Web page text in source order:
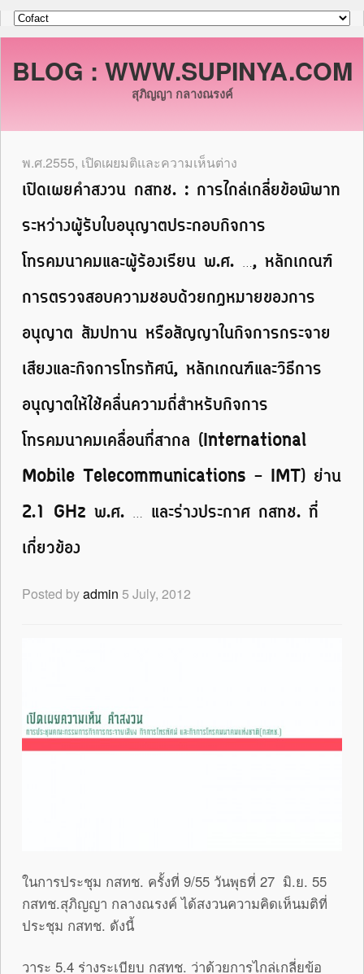
BLOG : WWW.SUPINYA.COM
สุภิญญา กลางณรงค์
พ.ศ.2555, เปิดเผยมติและความเห็นต่าง
เปิดเผยคำสงวน กสทช. : การไกล่เกลี่ยข้อพิพาท
ระหว่างผู้รับใบอนุญาตประกอบกิจการ
โทรคมนาคมและผู้ร้องเรียน พ.ศ. …, หลักเกณฑ์
การตรวจสอบความชอบด้วยกฎหมายของการ
อนุญาต สัมปทาน หรือสัญญาในกิจการกระจาย
เสียงและกิจการโทรทัศน์, หลักเกณฑ์และวิธีการ
อนุญาตให้ใช้คลื่นความถี่สำหรับกิจการ
โทรคมนาคมเคลื่อนที่สากล (International
Mobile Telecommunications – IMT) ย่าน
2.1 GHz พ.ศ. … และร่างประกาศ กสทช. ที่
เกี่ยวข้อง
Posted byadmin 5 July, 2012
ในการประชุม กสทช. ครั้งที่ 9/55 วันพุธที่ 27 มิ.ย. 55
กสทช.สุภิญญา กลางณรงค์ ได้สงวนความคิดเห็นมติที่
ประชุม กสทช. ดังนี้
วาระ 5.4 ร่างระเบียบ กสทช. ว่าด้วยการไกล่เกลี่ยข้อ